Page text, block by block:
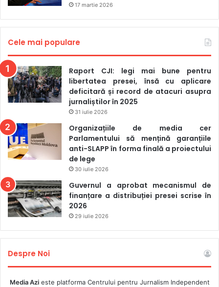
17 martie 2026
Cele mai populare
Raport CJI: legi mai bune pentru
libertatea presei, însă cu aplicare
deficitară și record de atacuri asupra
jurnaliștilor în 2025
31 iulie 2026
Organizațiile de media cer
Parlamentului să mențină garanțiile
anti-SLAPP în forma finală a proiectului
de lege
30 iulie 2026
Guvernul a aprobat mecanismul de
finanțare a distribuției presei scrise în
2026
29 iulie 2026
Despre Noi
Media Azieste platforma Centrului pentru Jurnalism Independent